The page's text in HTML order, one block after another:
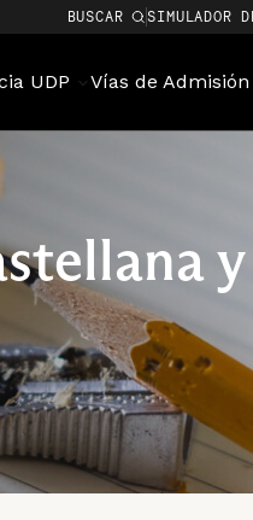
BUSCAR SIMULADOR
UDP Vías de Admisión
y